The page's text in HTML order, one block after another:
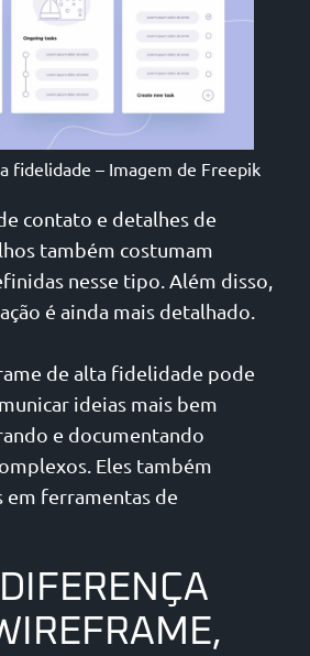
fidelidade – Imagem de Freepik
contato e detalhes de
também costumam
nesse tipo. Além disso,
é ainda mais detalhado.
de alta fidelidade pode
ideias mais bem
e documentando
Eles também
em ferramentas de